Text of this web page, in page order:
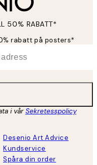
50% RABATT*
rabatt på posters*
i vårSekretesspolicy
Desenio Art Advice
Kundservice
Spåra din order